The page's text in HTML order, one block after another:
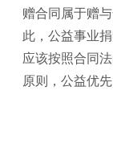
赠合同属于赠
此，公益事业
应该按照合同
原则，公益优先